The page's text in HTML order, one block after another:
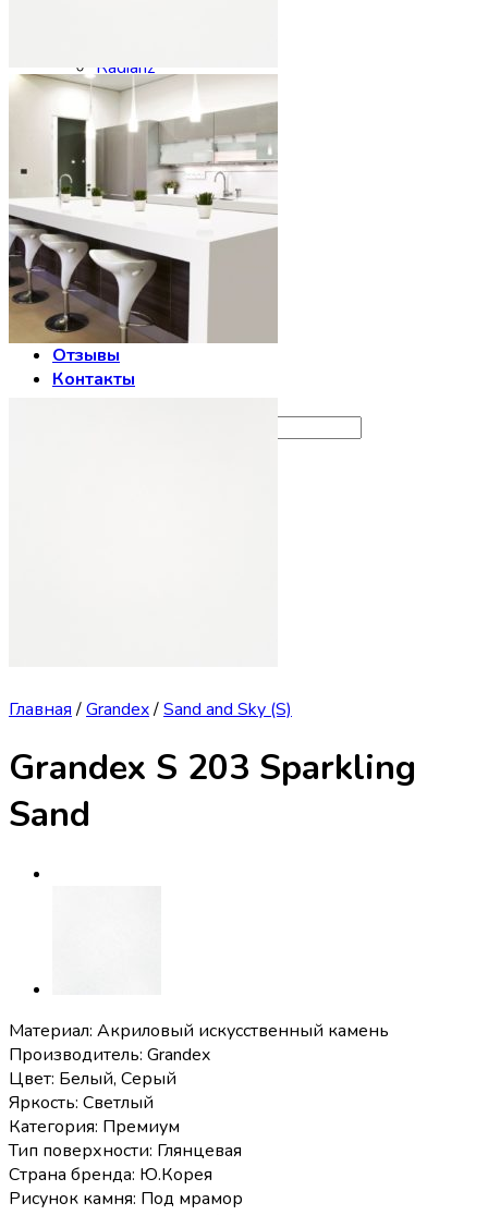
Radianz
Silestone
Smartquartz
Staron
Stratos Quartz
Symphony
Technistone
Vicostone
Заказать столешницу
Производство
Сервис
Галерея
Отзывы
Контакты
Главная /Grandex/Sand and Sky (S)
Grandex S 203 Sparkling
Sand
Материал: Акриловый искусственный камень
Производитель: Grandex
Цвет: Белый, Серый
Яркость: Светлый
Категория: Премиум
Тип поверхности: Глянцевая
Страна бренда: Ю.Корея
Рисунок камня: Под мрамор